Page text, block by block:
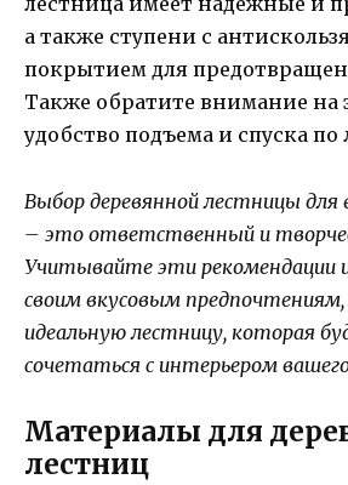
а также ступени с
покрытием для
Также обратите внимание на
удобство подъема и спуска по
Выбор деревянной лестницы для
– это ответственный и
Учитывайте эти рекомендации
своим вкусовым
идеальную лестницу, которая
сочетаться с интерьером
Материалы для
лестниц